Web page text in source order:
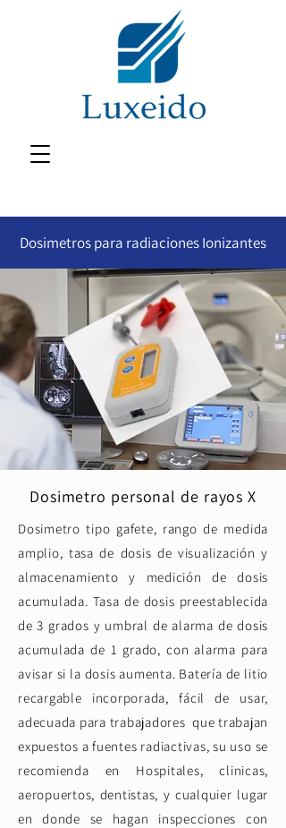
Dosimetros para radiaciones Ionizantes
Dosimetro personal de rayos X
Dosimetro tipo gafete, rango de medida
amplio, tasa de dosis de visualización y
almacenamiento y medición de dosis
acumulada. Tasa de dosis preestablecida
de 3 grados y umbral de alarma de dosis
acumulada de 1 grado, con alarma para
avisar si la dosis aumenta. Batería de litio
recargable incorporada, fácil de usar,
adecuada para trabajadores que trabajan
expuestos a fuentes radiactivas, su uso se
recomienda en Hospitales, clinicas,
aeropuertos, dentistas, y cualquier lugar
en donde se hagan inspecciones con